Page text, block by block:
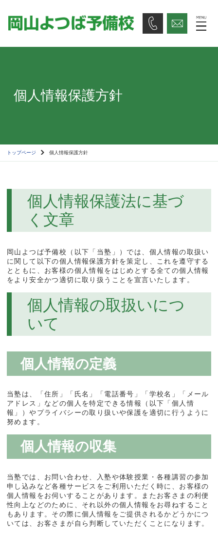
個人情報保護方針
トップページ 個人情報保護方針
個人情報保護法に基づ
く文章
岡山よつば予備校（以下「当塾」）では、個人情報の取扱い
に関して以下の個人情報保護方針を策定し、これを遵守する
とともに、お客様の個人情報をはじめとする全ての個人情報
をより安全かつ適切に取り扱うことを宣言いたします。
個人情報の取扱いにつ
いて
個人情報の定義
当塾は、「住所」「氏名」「電話番号」「学校名」「メール
アドレス」などの個人を特定できる情報（以下「個人情
報」）やプライバシーの取り扱いや保護を適切に行うように
努めます。
個人情報の収集
当塾では、お問い合わせ、入塾や体験授業・各種講習の参加
申し込みなど各種サービスをご利用いただく時に、お客様の
個人情報をお伺いすることがあります。またお客さまの利便
性向上などのために、それ以外の個人情報をお尋ねすること
もあります。その際に個人情報をご提供されるかどうかにつ
いては、お客さまが自ら判断していただくことになります。